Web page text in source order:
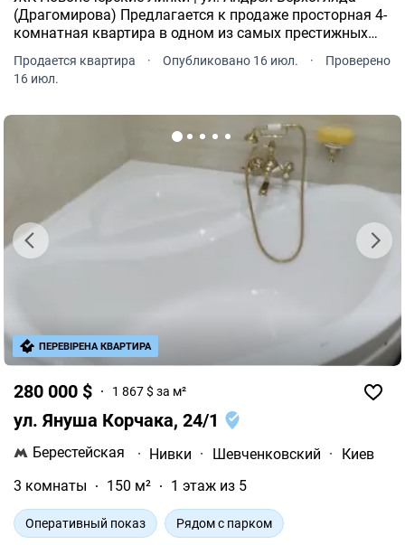
(Драгомирова) Предлагается к продаже просторная 4-
комнатная квартира в одном из самых престижных
жилых комплексов Киева ЖК «Новопечерские Липки».
Квартира с абсолютно новым дизайнерским
ремонтом.
Продается квартира · Опубликовано 16 июл. ·
Проверено
16 июл.
280 000 $ 1 867 $ за м²
ул. Януша Корчака, 24/1
Берестейская · Нивки · Шевченковский ·
Киев
3 комнаты
150 м² 1 этаж из 5
Оперативный показ Рядом с парком
ПЕРЕВІРЕНА КВАРТИРА